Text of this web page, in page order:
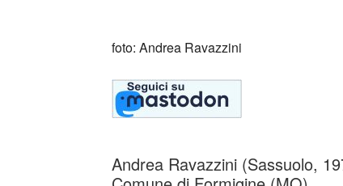
foto: Andrea Ravazzini
Andrea Ravazzini (Sassuolo,